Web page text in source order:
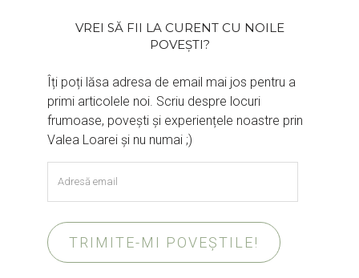
VREI SĂ FII LA CURENT CU NOILE
POVEȘTI?
Îți poți lăsa adresa de email mai jos pentru a
primi articolele noi. Scriu despre locuri
frumoase, povești și experiențele noastre prin
Valea Loarei și nu numai ;)
email
TRIMITE-MI POVEȘTILE!